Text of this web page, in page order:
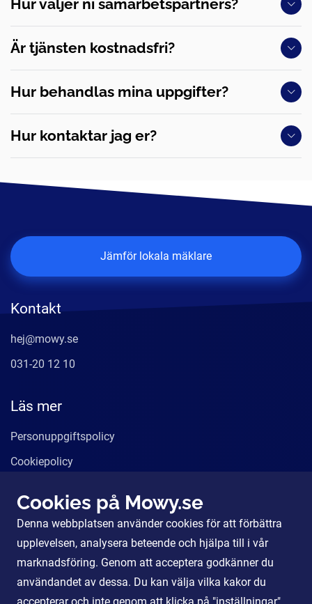
Hur väljer ni samarbetspartners?
Är tjänsten kostnadsfri?
Hur behandlas mina uppgifter?
Hur kontaktar jag er?
Kontakt
hej@mowy.se
031-20 12 10
Läs mer
Personuppgiftspolicy
Cookiepolicy
Våra tjänster
För Partners
Jämför lokala mäklare
Cookies på Mowy.se
Denna webbplatsen använder cookies för att förbättra
upplevelsen, analysera beteende och hjälpa till i vår
marknadsföring. Genom att acceptera godkänner du
användandet av dessa. Du kan välja vilka kakor du